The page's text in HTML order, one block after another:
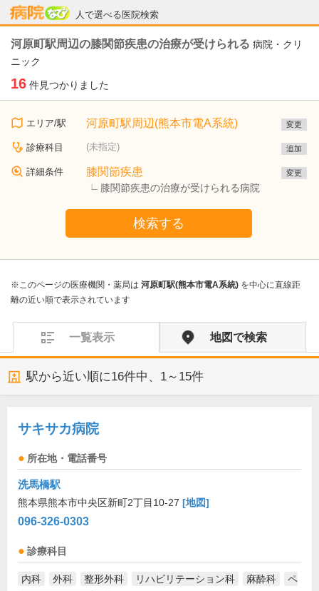
人で選べる医院検索
病院なび
河原町駅周辺の膝関節疾患の治療が受けられる 病院・クリ
ニック
16 件見つかりました
エリア/駅 河原町駅周辺(熊本市電A系統) 変更
診療科目 (未指定) 追加
詳細条件 膝関節疾患
膝関節疾患の治療が受けられる病院
変更
検索する
※このページの医療機関・薬局は 河原町駅(熊本市電A系統) を中心に直線距
離の近い順で表示されています
一覧表示 地図で検索
駅から近い順に16件中、 1～15件
サキサカ病院
所在地・電話番号
洗馬橋駅
熊本県熊本市中央区新町2丁目10-27 [地図]
096-326-0303
診療科目
内科 外科 整形外科 リハビリテーション科 麻酔科
ペ